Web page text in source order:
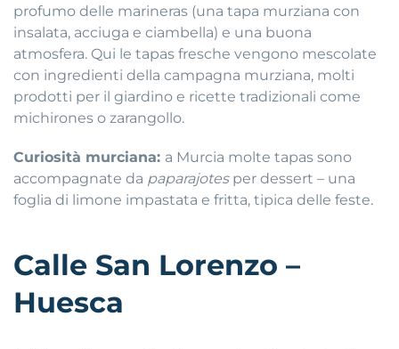
profumo delle marineras (una tapa murziana con
insalata, acciuga e ciambella) e una buona
atmosfera. Qui le tapas fresche vengono mescolate
con ingredienti della campagna murziana, molti
prodotti per il giardino e ricette tradizionali come
michirones o zarangollo.
Curiosità murciana: a Murcia molte tapas sono
accompagnate da paparajotes per dessert – una
foglia di limone impastata e fritta, tipica delle feste.
Calle San Lorenzo –
Huesca